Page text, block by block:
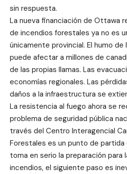
sin respuesta.
La nueva financiación de Ottawa
de incendios forestales ya no es
únicamente provincial. El humo
puede afectar a millones de
de las propias llamas. Las
economías regionales. Las
daños a la infraestructura se
La resistencia al fuego ahora se
problema de seguridad pública
través del Centro Interagencial
Forestales es un punto de partida
toma en serio la preparación para
incendios, el siguiente paso es